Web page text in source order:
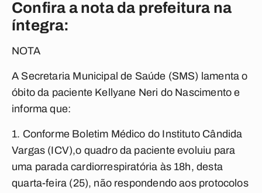
Confira a nota da prefeitura na
íntegra:
NOTA
A Secretaria Municipal de Saúde (SMS) lamenta o
óbito da paciente Kellyane Neri do Nascimento e
informa que:
1. Conforme Boletim Médico do Instituto Cândida
Vargas (ICV),o quadro da paciente evoluiu para
uma parada cardiorrespiratória às 18h, desta
quarta-feira (25), não respondendo aos protocolos